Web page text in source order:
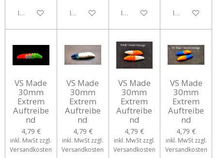
In den WarenkorbIn den WarenkorbIn den WarenkorbIn den
VS Made
30mm
Extrem
Auftreibe
nd
4,79 €
inkl. MwSt zzgl.
Versandkosten
VS Made
30mm
Extrem
Auftreibe
nd
4,79 €
inkl. MwSt zzgl.
Versandkosten
VS Made
30mm
Extrem
Auftreibe
nd
4,79 €
inkl. MwSt zzgl.
Versandkosten
VS Made
30mm
Extrem
Auftreibe
nd
4,79 €
inkl. MwSt zzgl.
Versandkosten